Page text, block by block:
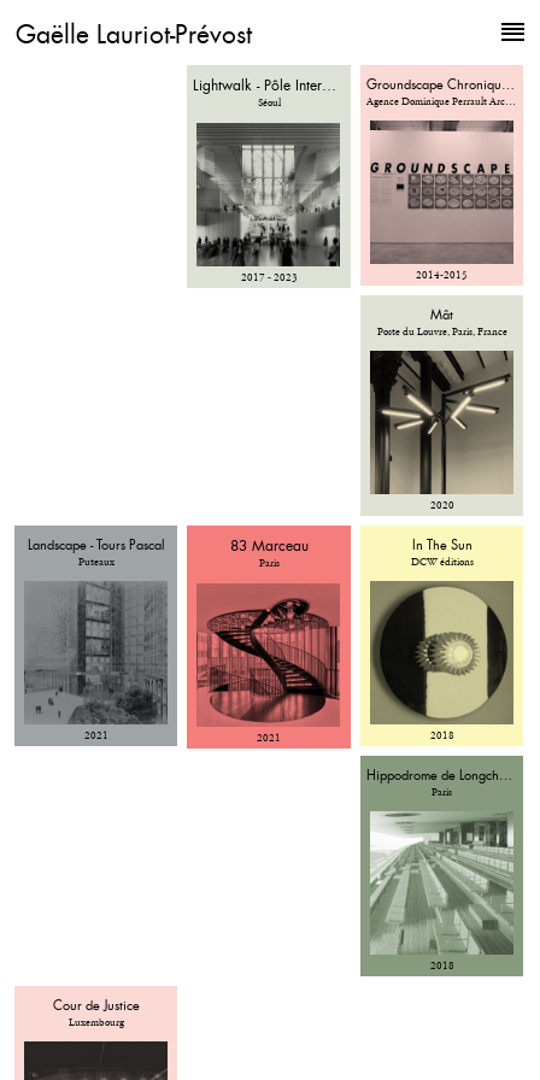
Gaëlle Lauriot-Prévost
Lightwalk - Pôle Intermodal de Gangnam
Séoul
2017 - 2023
Groundscape Chroniques & Fictions
Agence Dominique Perrault Architecture, Paris
2014-2015
Mât
Poste du Louvre, Paris, France
2020
Landscape - Tours Pascal
Puteaux
2021
83 Marceau
Paris
2021
In The Sun
DCW éditions
2018
Hippodrome de Longchamp
Paris
2018
Cour de Justice
Luxembourg